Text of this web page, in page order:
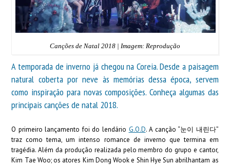
Canções de Natal 2018 | Imagem: Reprodução
A temporada de inverno já chegou na Coreia. Desde a paisagem
natural coberta por neve às memórias dessa época, servem
como inspiração para novas composições. Conheça algumas das
principais canções de natal 2018.
O primeiro lançamento foi do lendário G.O.D. A canção “눈이 내린다”
traz como tema, um intenso romance de inverno que termina em
tragédia. Além da produção realizada pelo membro do grupo e cantor,
Kim Tae Woo; os atores Kim Dong Wook e Shin Hye Sun abrilhantam as